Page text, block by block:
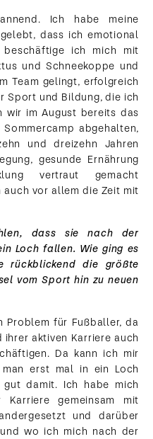
Ich habe meine
dass ich emotional
ich mich mit
und Schneekoppe und
Team gelingt, erfolgreich
Sport und Bildung, die ich
wir im August bereits das
abgehalten,
und dreizehn Jahren
gesunde Ernährung
vertraut gemacht
vor allem die Zeit mit
dass sie nach der
Loch fallen. Wie ging es
rückblickend die größte
vom Sport hin zu neuen
Problem für Fußballer, da
aktiven Karriere auch
Da kann ich mir
erst mal in ein Loch
damit. Ich habe mich
gemeinsam mit
und darüber
wo ich mich nach der